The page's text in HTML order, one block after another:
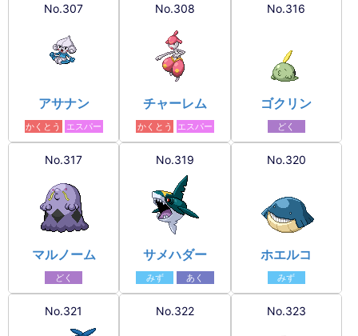
No.307
アサナン
かくとう エスパー
No.308
チャーレム
かくとう エスパー
No.316
ゴクリン
どく
No.317
マルノーム
どく
No.319
サメハダー
みず あく
No.320
ホエルコ
みず
No.321 No.322 No.323